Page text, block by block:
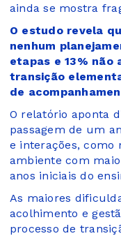
ainda se mostra
O estudo revela
nenhum
etapas e 13%
transição
de
O relatório aponta
passagem de um
e interações, como
ambiente com
anos iniciais do
As maiores
acolhimento e
processo de